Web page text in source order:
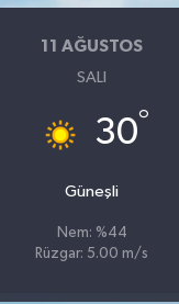
11 AĞUSTOS
SALI
30°
Güneşli
Nem: %44
Rüzgar: 5.00 m/s